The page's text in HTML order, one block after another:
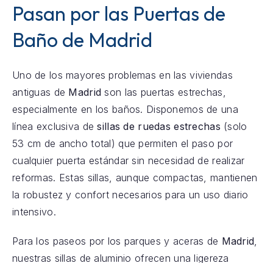
Pasan por las Puertas de
Baño de Madrid
Uno de los mayores problemas en las viviendas
antiguas de Madrid son las puertas estrechas,
especialmente en los baños. Disponemos de una
línea exclusiva desillas de ruedas estrechas (solo
53 cm de ancho total) que permiten el paso por
cualquier puerta estándar sin necesidad de realizar
reformas. Estas sillas, aunque compactas, mantienen
la robustez y confort necesarios para un uso diario
intensivo.
Para los paseos por los parques y aceras de Madrid
nuestras sillas de aluminio ofrecen una ligereza